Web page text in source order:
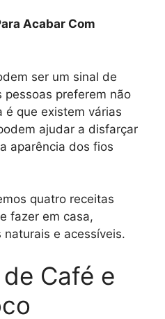
Acabar Com
ser um sinal de
pessoas preferem não
que existem várias
ajudar a disfarçar
aparência dos fios
quatro receitas
fazer em casa,
e acessíveis.
Café e